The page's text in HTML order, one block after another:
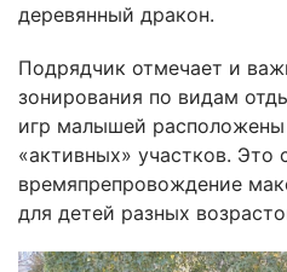
деревянный дракон.
Подрядчик отмечает и
зонирования по видам
игр малышей расположены
«активных» участков. Это
времяпрепровождение
для детей разных